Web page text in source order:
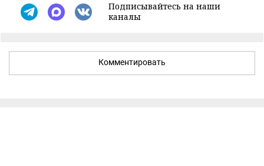
Подписывайтесь на наши
каналы
Комментировать